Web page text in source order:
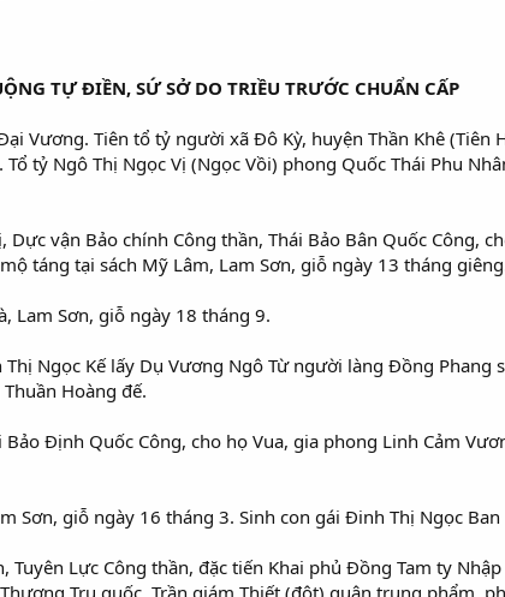
TỰ ĐIỀN, SỨ SỞ DO TRIỀU TRƯỚC CHUẨN CẤP
Vương. Tiên tổ tỷ người xã Đô Kỳ, huyện Thần Khê (Tiên
tỷ Ngô Thị Ngọc Vị (Ngọc Vồi) phong Quốc Thái Phu
vận Bảo chính Công thần, Thái Bảo Bân Quốc Công,
táng tại sách Mỹ Lâm, Lam Sơn, giỗ ngày 13 tháng
Lam Sơn, giỗ ngày 18 tháng 9.
Ngọc Kế lấy Dụ Vương Ngô Từ người làng Đồng Phang
Hoàng đế.
Định Quốc Công, cho họ Vua, gia phong Linh Cảm
Sơn, giỗ ngày 16 tháng 3. Sinh con gái Đinh Thị Ngọc Ban
Lực Công thần, đặc tiến Khai phủ Đồng Tam ty
Trụ quốc, Trần giám Thiết (đột) quân trung phẩm,